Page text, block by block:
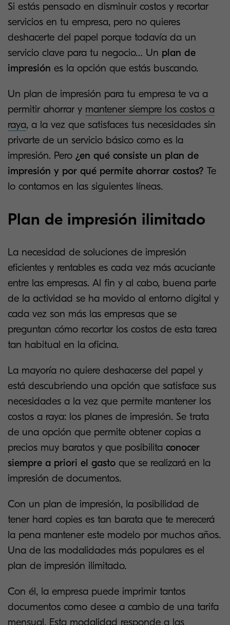
Si estás pensado en disminuir costos y recortar
servicios en tu empresa, pero no quieres
deshacerte del papel porque todavía da un
servicio clave para tu negocio… Un plan de
impresión es la opción que estás buscando.
Un plan de impresión para tu empresa te va a
permitir ahorrar y mantener siempre los costos a
raya, a la vez que satisfaces tus necesidades sin
privarte de un servicio básico como es la
impresión. Pero ¿en qué consiste un plan de
impresión y por qué permite ahorrar costos? Te
lo contamos en las siguientes líneas.
Plan de impresión ilimitado
La necesidad de soluciones de impresión
eficientes y rentables es cada vez más acuciante
entre las empresas. Al fin y al cabo, buena parte
de la actividad se ha movido al entorno digital y
cada vez son más las empresas que se
preguntan cómo recortar los costos de esta tarea
tan habitual en la oficina.
La mayoría no quiere deshacerse del papel y
está descubriendo una opción que satisface sus
necesidades a la vez que permite mantener los
costos a raya: los planes de impresión. Se trata
de una opción que permite obtener copias a
precios muy baratos y que posibilita conocer
siempre a priori el gasto que se realizará en la
impresión de documentos.
Con un plan de impresión, la posibilidad de
tener hard copies es tan barata que te merecerá
la pena mantener este modelo por muchos años.
Una de las modalidades más populares es el
plan de impresión ilimitado.
Con él, la empresa puede imprimir tantos
documentos como desee a cambio de una tarifa
mensual. Esta modalidad responde a las